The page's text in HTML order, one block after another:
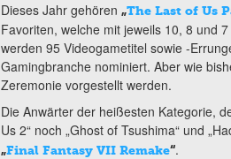
Dieses Jahr gehören „The Last of Us
Favoriten, welche mit jeweils 10, 8 und
werden 95 Videogametitel sowie -
Gamingbranche nominiert. Aber wie
Zeremonie vorgestellt werden.
Die Anwärter der heißesten Kategorie,
Us 2“ noch „Ghost of Tsushima“ und
„Final Fantasy VII Remake“.